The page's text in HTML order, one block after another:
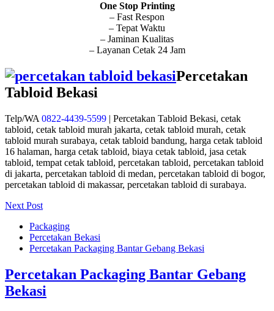
One Stop Printing
– Fast Respon
– Tepat Waktu
– Jaminan Kualitas
– Layanan Cetak 24 Jam
Percetakan
Tabloid Bekasi
Telp/WA 0822-4439-5599 | Percetakan Tabloid Bekasi, cetak
tabloid, cetak tabloid murah jakarta, cetak tabloid murah, cetak
tabloid murah surabaya, cetak tabloid bandung, harga cetak tabloid
16 halaman, harga cetak tabloid, biaya cetak tabloid, jasa cetak
tabloid, tempat cetak tabloid, percetakan tabloid, percetakan tabloid
di jakarta, percetakan tabloid di medan, percetakan tabloid di bogor,
percetakan tabloid di makassar, percetakan tabloid di surabaya.
Next Post
Packaging
Percetakan Bekasi
Percetakan Packaging Bantar Gebang Bekasi
Percetakan Packaging Bantar Gebang
Bekasi